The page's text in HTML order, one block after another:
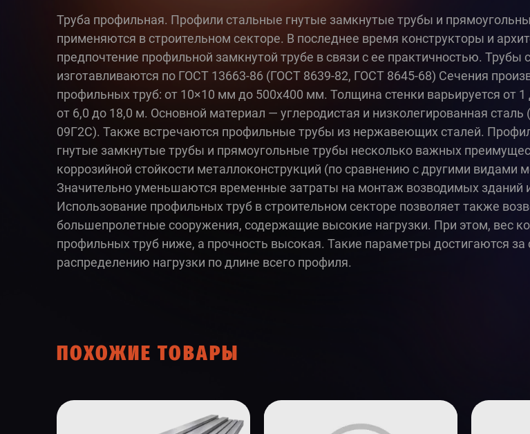
Труба профильная. Профили стальные гнутые замкнутые трубы и
применяются в строительном секторе. В последнее время конструкторы и
предпочтение профильной замкнутой трубе в связи с ее практичностью.
изготавливаются по ГОСТ 13663-86 (ГОСТ 8639-82, ГОСТ 8645-68) Сечения
профильных труб: от 10×10 мм до 500x400 мм. Толщина стенки варьируется от
от 6,0 до 18,0 м. Основной материал — углеродистая и низколегированная
09Г2С). Также встречаются профильные трубы из нержавеющих сталей.
гнутые замкнутые трубы и прямоугольные трубы несколько важных
коррозийной стойкости металлоконструкций (по сравнению с другими видами
Значительно уменьшаются временные затраты на монтаж возводимых зданий
Использование профильных труб в строительном секторе позволяет также
большепролетные сооружения, содержащие высокие нагрузки. При этом, вес
профильных труб ниже, а прочность высокая. Такие параметры достигаются
распределению нагрузки по длине всего профиля.
ПОХОЖИЕ ТОВАРЫ